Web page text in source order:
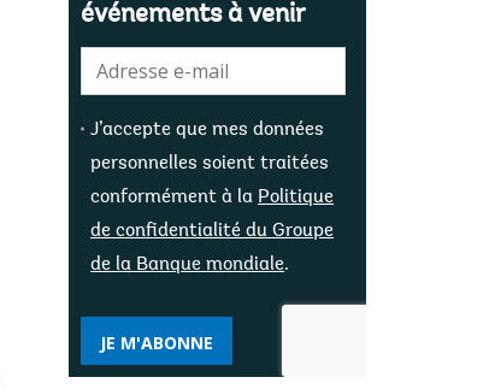
événements à venir
mail:
J’accepte que mes données
personnelles soient traitées
conformément à la Politique
de confidentialité du Groupe
de la Banque mondiale.
JE M'ABONNE